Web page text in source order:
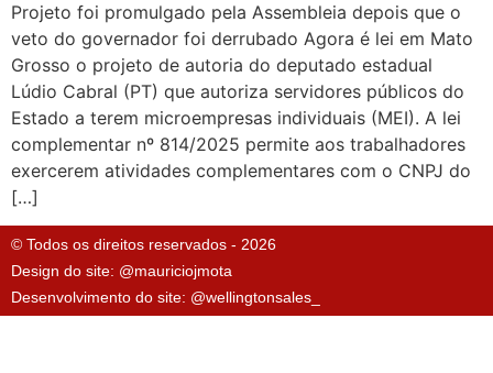
Projeto foi promulgado pela Assembleia depois que o
veto do governador foi derrubado Agora é lei em Mato
Grosso o projeto de autoria do deputado estadual
Lúdio Cabral (PT) que autoriza servidores públicos do
Estado a terem microempresas individuais (MEI). A lei
complementar nº 814/2025 permite aos trabalhadores
exercerem atividades complementares com o CNPJ do
[…]
© Todos os direitos reservados - 2026
Design do site: @mauriciojmota
Desenvolvimento do site: @wellingtonsales_